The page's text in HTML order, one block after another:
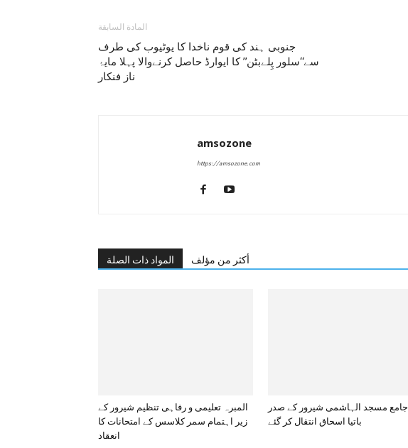
المادة السابقة
جنوبی ہند کی قوم ناخدا کا یوٹیوب کی طرف
سے‘‘سلور پِلےبٹن’’ کا ایوارڈ حاصل کرنےوالا پہلا مایۂ
ناز فنکار
amsozone
https://amsozone.com
المواد ذات الصلة أكثر من مؤلف
المبرہ تعلیمی و رفاہی تنظیم شیرور کے
زیر اہتمام سمر کلاسس کے امتحانات کا
انعقاد
جامع مسجد الہاشمی شیرور کے صدر
باتیا اسحاق انتقال کر گئے